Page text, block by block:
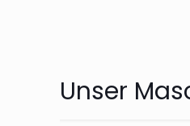
Unser